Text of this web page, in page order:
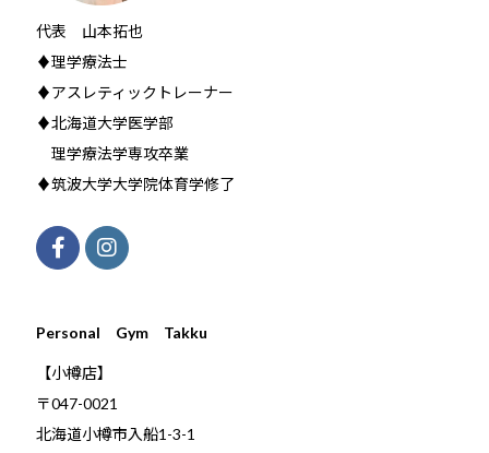
代表 山本拓也
♦理学療法士
♦アスレティックトレーナー
♦北海道大学医学部
理学療法学専攻卒業
♦筑波大学大学院体育学修了
Personal Gym Takku
【小樽店】
〒047-0021
北海道小樽市入船1-3-1